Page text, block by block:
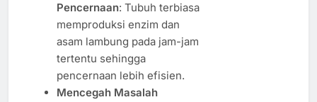
Pencernaan: Tubuh terbiasa
memproduksi enzim dan
asam lambung pada jam-jam
tertentu sehingga
pencernaan lebih efisien.
Mencegah Masalah